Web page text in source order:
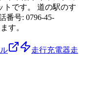
トです。 道の駅のす
番号: 0796-45-
す。
走行充電器走